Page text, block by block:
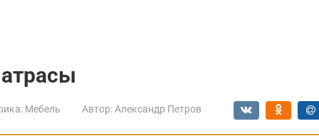
Мебель Автор: Александр Петров